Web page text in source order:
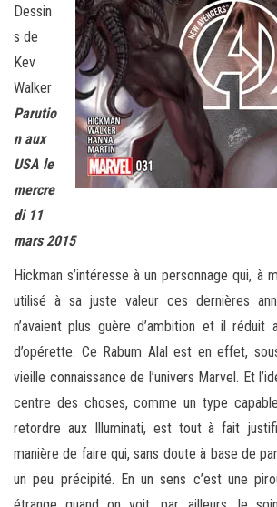
Dessin
s de
Kev
Walker
Parutio
n aux
USA le
mercre
di 11
mars 2015
Hickman s’intéresse à un personnage qui, à
utilisé à sa juste valeur ces dernières
n’avaient plus guère d’ambition et il réduit
d’opérette. Ce Rabum Alal est en effet,
vieille connaissance de l’univers Marvel. Et
centre des choses, comme un type
retordre aux Illuminati, est tout à fait
manière de faire qui, sans doute à base de
un peu précipité. En un sens c’est une